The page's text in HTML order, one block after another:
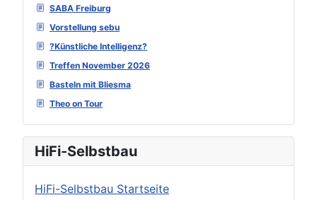
SABA Freiburg
Vorstellung sebu
?Künstliche Intelligenz?
Treffen November 2026
Basteln mit Bliesma
Theo on Tour
HiFi-Selbstbau
HiFi-Selbstbau Startseite